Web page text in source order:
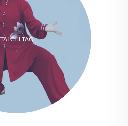
TAI CHI TAO